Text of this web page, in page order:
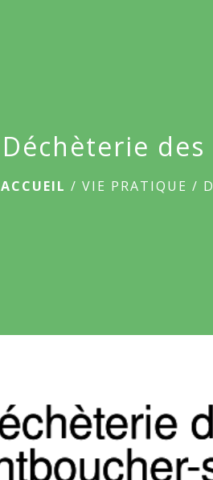
Déchèterie
ACCUEIL /VIE PRATIQUE /